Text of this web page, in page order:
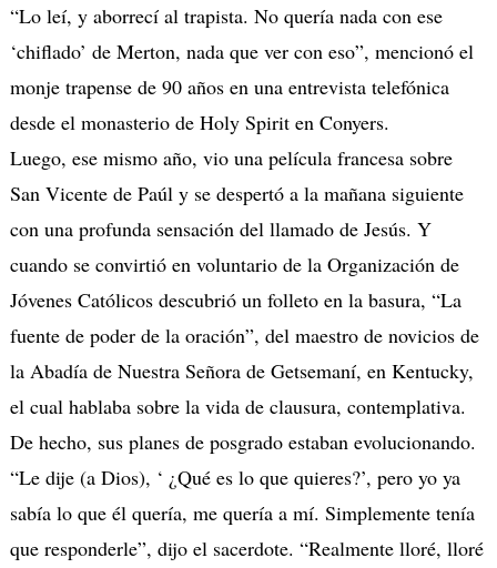
“Lo leí, y aborrecí al trapista. No quería nada con ese
‘chiflado’ de Merton, nada que ver con eso”, mencionó el
monje trapense de 90 años en una entrevista telefónica
desde el monasterio de Holy Spirit en Conyers.
Luego, ese mismo año, vio una película francesa sobre
San Vicente de Paúl y se despertó a la mañana siguiente
con una profunda sensación del llamado de Jesús. Y
cuando se convirtió en voluntario de la Organización de
Jóvenes Católicos descubrió un folleto en la basura, “La
fuente de poder de la oración”, del maestro de novicios de
la Abadía de Nuestra Señora de Getsemaní, en Kentucky,
el cual hablaba sobre la vida de clausura, contemplativa.
De hecho, sus planes de posgrado estaban evolucionando.
“Le dije (a Dios), ‘ ¿Qué es lo que quieres?’, pero yo ya
sabía lo que él quería, me quería a mí. Simplemente tenía
que responderle”, dijo el sacerdote. “Realmente lloré, lloré